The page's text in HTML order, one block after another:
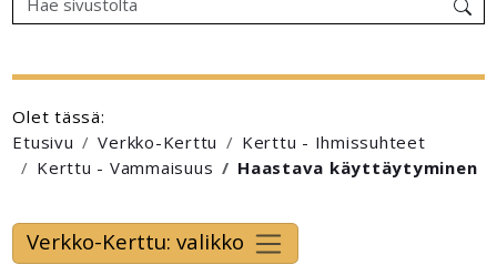
Olet tässä:
Etusivu
Verkko-Kerttu
Kerttu - Ihmissuhteet
Kerttu - Vammaisuus
Haastava käyttäytyminen
Verkko-Kerttu: valikko